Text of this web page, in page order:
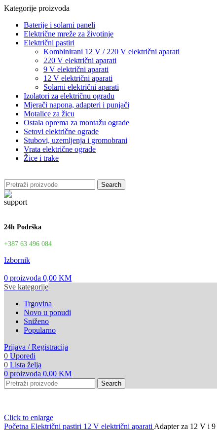
Kategorije proizvoda
Baterije i solarni paneli
Električne mreže za životinje
Električni pastiri
Kombinirani 12 V / 220 V električni aparati
220 V električni aparati
9 V električni aparati
12 V električni aparati
Solarni električni aparati
Izolatori za električnu ogradu
Mjerači napona, adapteri i punjači
Motalice za žicu
Ostala oprema za montažu ograde
Setovi električne ograde
Stubovi, uzemljenja i gromobrani
Vrata električne ograde
Žice i trake
Search
24h Podrška
+387 63 496 084
Izbornik
0 proizvoda 0,00 KM
Sve kategorije
Trgovina
Novo u ponudi
Sniženo
Popularno
Prijava / Registracija
0 Uporedi
0 Lista želja
0 proizvoda 0,00 KM
Search
Click to enlarge
Početna Električni pastiri 12 V električni aparati Adapter za 12 V i 9